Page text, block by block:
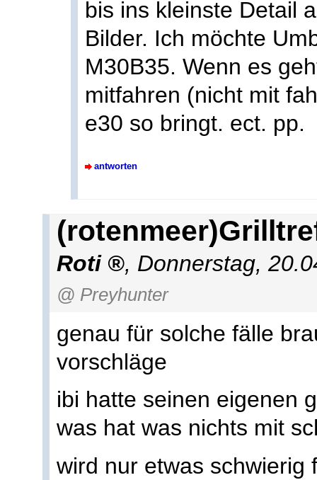
bis ins kleinste Detail
Bilder. Ich möchte
M30B35. Wenn es
mitfahren (nicht mit
e30 so bringt. ect. pp.
antworten
Roti , Donnerstag,
@ Preyhunter
genau für solche fälle
vorschläge
ibi hatte seinen eigenen
was hat was nichts mit
wird nur etwas schwierig